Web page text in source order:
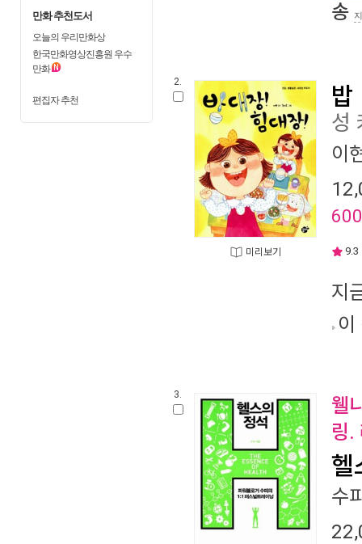
만화 추천도서
오늘의 우리만화상
한국만화영상진흥원 우수
만화
편집자 추천
송
2.
미리보기
밥
성
이
600
9.3
지
이
3.
웰
링.
헬
수